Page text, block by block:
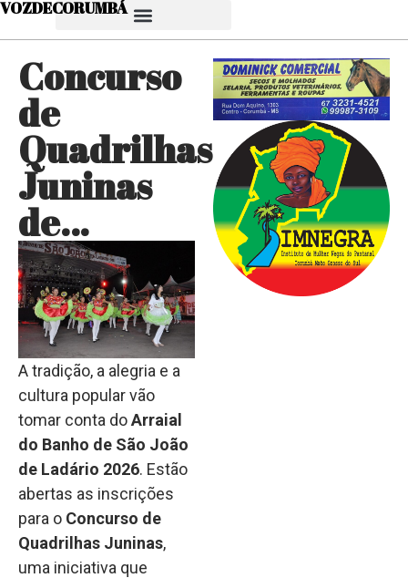
VOZDECORUMBÁ
Concurso
de
Quadrilhas
Juninas
de…
A tradição, a alegria e a
cultura popular vão
tomar conta doArraial
do Banho de São João
de Ladário 2026. Estão
abertas as inscrições
para o Concurso de
Quadrilhas Juninas,
uma iniciativa que